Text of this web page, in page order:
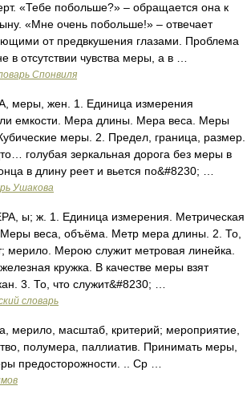
«Тебе побольше?» – обращается она к
«Мне очень побольше!» – отвечает
от предвкушения глазами. Проблема
в отсутствии чувства меры, а в …
Спонвиля
меры, жен. 1. Единица измерения
емкости. Мера длины. Мера веса. Меры
меры. 2. Предел, граница, размер.
голубая зеркальная дорога без меры в
в длину реет и вьется по&#8230; …
Ушакова
ы; ж. 1. Единица измерения. Метрическая
веса, объёма. Метр мера длины. 2. То,
мерило. Мерою служит метровая линейка.
кружка. В качестве меры взят
3. То, что служит&#8230; …
словарь
мерило, масштаб, критерий; мероприятие,
полумера, паллиатив. Принимать меры,
предосторожности. .. Ср …